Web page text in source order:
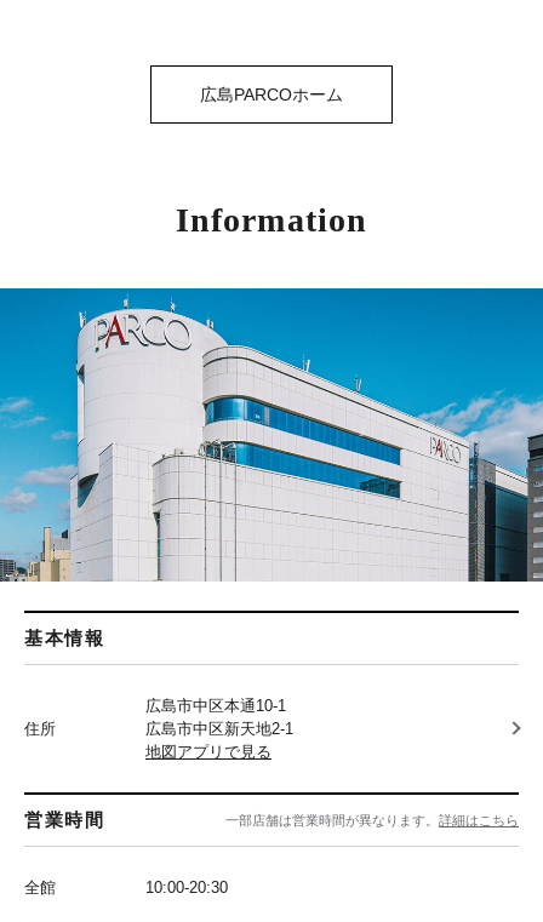
広島PARCOホーム
Information
基本情報
住所
広島市中区本通10-1
広島市中区新天地2-1
地図アプリで見る
営業時間 一部店舗は営業時間が異なります。 詳細はこちら
全館 10:00-20:30